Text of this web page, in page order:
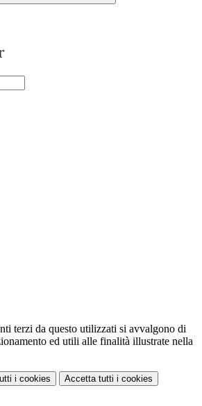
terzi da questo utilizzati si avvalgono di
ed utili alle finalità illustrate nella
i cookies Accetta tutti i cookies